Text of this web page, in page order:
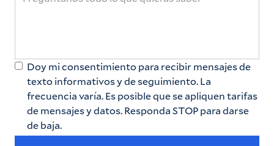
Doy mi consentimiento para recibir mensajes de
texto informativos y de seguimiento. La
frecuencia varía. Es posible que se apliquen tarifas
de mensajes y datos. Responda STOP para darse
de baja.